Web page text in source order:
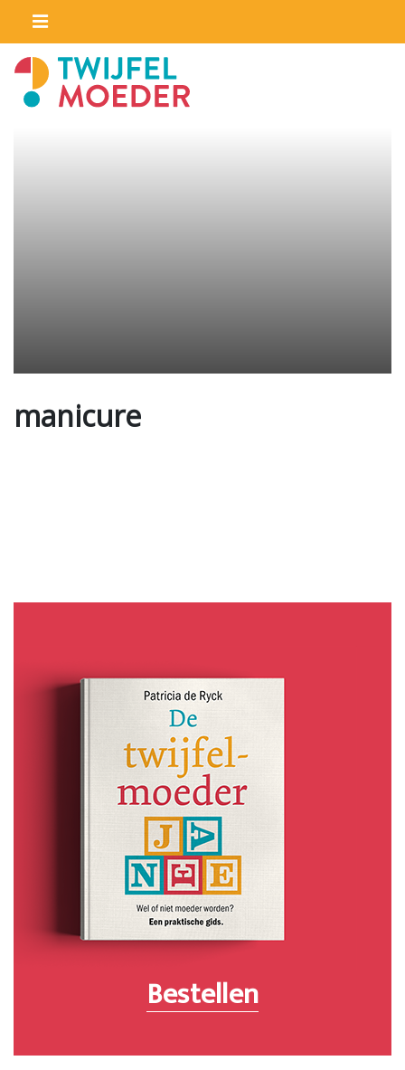
manicure
Bestellen